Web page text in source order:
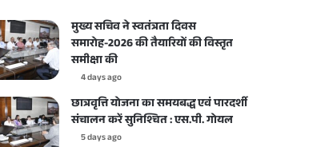
मुख्य सचिव ने स्वतंत्रता दिवस
समारोह-2026 की तैयारियों की विस्तृत
समीक्षा की
4 days ago
छात्रवृत्ति योजना का समयबद्ध एवं पारदर्शी
संचालन करें सुनिश्चित : एस.पी. गोयल
5 days ago